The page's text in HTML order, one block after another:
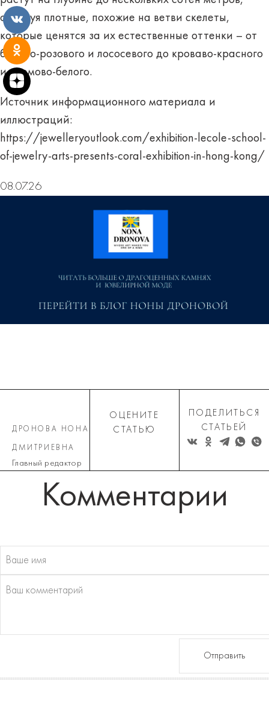
образуя плотные, похожие на ветви скелеты,
которые ценятся за их естественные оттенки – от
бледно-розового и лососевого до кроваво-красного
и кремово-белого.
Источник информационного материала и
иллюстраций:
https://jewelleryoutlook.com/exhibition-lecole-school-
of-jewelry-arts-presents-coral-exhibition-in-hong-kong/
08.07.26
ДРОНОВА НОНА
ДМИТРИЕВНА
Главный редактор
ОЦЕНИТЕ
СТАТЬЮ
ПОДЕЛИТЬСЯ
СТАТЬЕЙ
Комментарии
Отправить